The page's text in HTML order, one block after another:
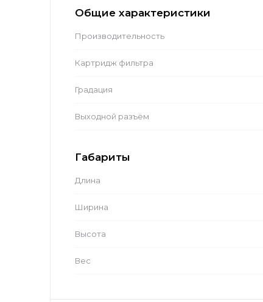
Общие характеристики
Производительность
Картридж фильтра
Градация
Выходной разъём
Габариты
Длина
Ширина
Высота
Вес